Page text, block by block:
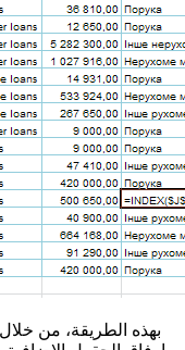
بهذه الطريقة، من